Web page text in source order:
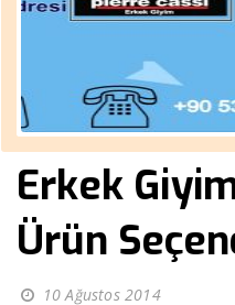
Erkek
Ürün
10 Ağustos 2014